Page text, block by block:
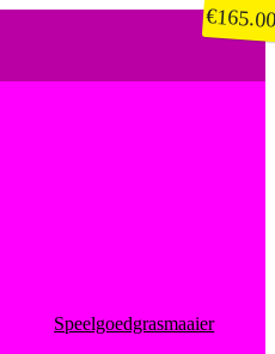
Speelgoedgrasmaaier
€